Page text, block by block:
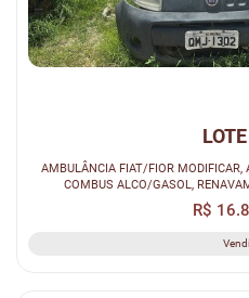
AMBULÂNCIA FIAT/FIOR
COMBUS ALCO/GASOL,
R$